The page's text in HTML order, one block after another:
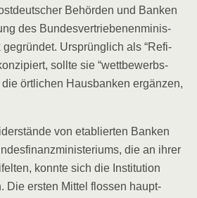
Behör­den und Ban­ken
des Bun­des­ver­trie­be­nen­mi­nis­
Ursprüng­lich als “Refi­
soll­te sie “wett­be­werbs­
die ört­li­chen Haus­ban­ken ergän­zen,
von eta­blier­ten Ban­ken
die an ihrer
konn­te sich die Insti­tu­ti­on
Die ers­ten Mit­tel flos­sen haupt­